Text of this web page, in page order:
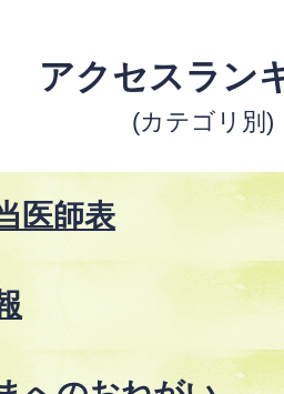
アクセスラン
(カテゴリ別)
医師表